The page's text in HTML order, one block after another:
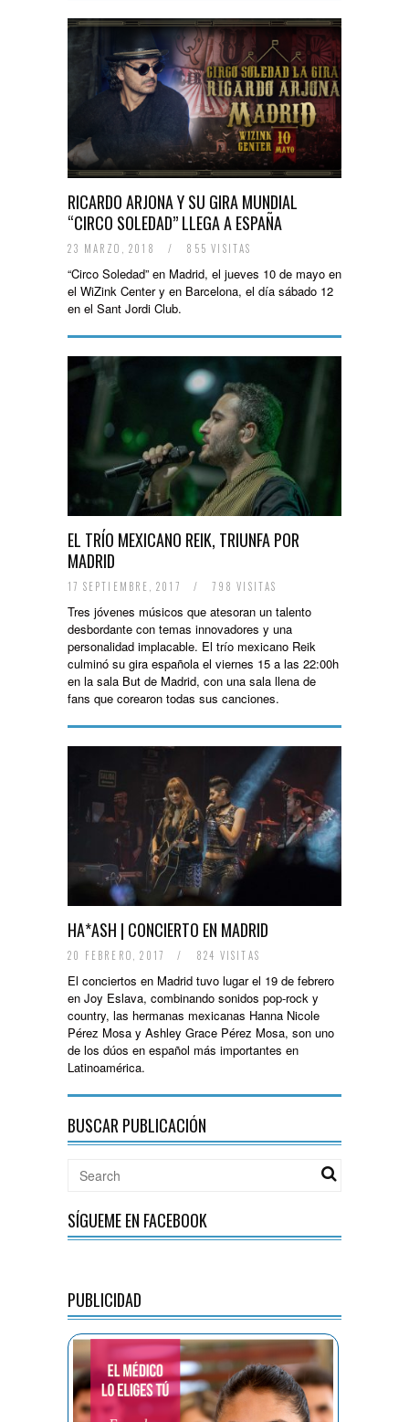
RICARDO ARJONA Y SU GIRA MUNDIAL
“CIRCO SOLEDAD” LLEGA A ESPAÑA
23 MARZO, 2018 / 855 VISITAS
“Circo Soledad” en Madrid, el jueves 10 de mayo en
el WiZink Center y en Barcelona, el día sábado 12
en el Sant Jordi Club.
EL TRÍO MEXICANO REIK, TRIUNFA POR
MADRID
17 SEPTIEMBRE, 2017 / 798 VISITAS
Tres jóvenes músicos que atesoran un talento
desbordante con temas innovadores y una
personalidad implacable. El trío mexicano Reik
culminó su gira española el viernes 15 a las 22:00h
en la sala But de Madrid, con una sala llena de
fans que corearon todas sus canciones.
HA*ASH | CONCIERTO EN MADRID
20 FEBRERO, 2017 / 824 VISITAS
El conciertos en Madrid tuvo lugar el 19 de febrero
en Joy Eslava, combinando sonidos pop-rock y
country, las hermanas mexicanas Hanna Nicole
Pérez Mosa y Ashley Grace Pérez Mosa, son uno
de los dúos en español más importantes en
Latinoamérica.
BUSCAR PUBLICACIÓN
SÍGUEME EN FACEBOOK
PUBLICIDAD